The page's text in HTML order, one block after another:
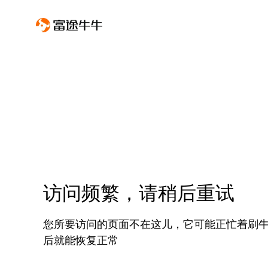
访问频繁，请稍后重试
您所要访问的页面不在这儿，它可能正忙着刷
后就能恢复正常